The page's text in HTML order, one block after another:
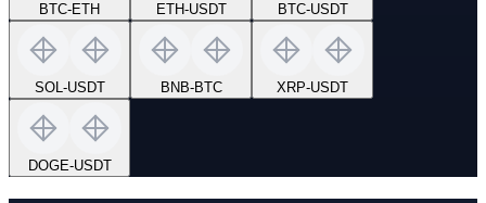
BTC-ETH ETH-USDT BTC-USDT
SOL-USDT BNB-BTC XRP-USDT
DOGE-USDT